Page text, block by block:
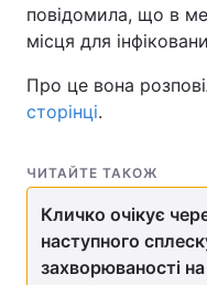
повідомила, що в
місця для
Про це вона
сторінці.
ЧИТАЙТЕ ТАКОЖ
Кличко очікує
наступного
захворюваності